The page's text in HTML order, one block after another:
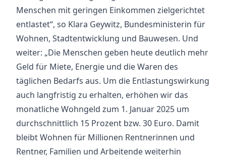
Menschen mit geringen Einkommen zielgerichtet
entlastet“, so Klara Geywitz, Bundesministerin für
Wohnen, Stadtentwicklung und Bauwesen. Und
weiter: „Die Menschen geben heute deutlich mehr
Geld für Miete, Energie und die Waren des
täglichen Bedarfs aus. Um die Entlastungswirkung
auch langfristig zu erhalten, erhöhen wir das
monatliche Wohngeld zum 1. Januar 2025 um
durchschnittlich 15 Prozent bzw. 30 Euro. Damit
bleibt Wohnen für Millionen Rentnerinnen und
Rentner, Familien und Arbeitende weiterhin